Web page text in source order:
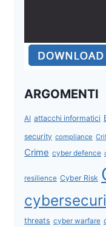
ARGOMENTI
AI attacchi informatici
security compliance
Crime cyber defence
resilience Cyber Risk
threats cyber warfare